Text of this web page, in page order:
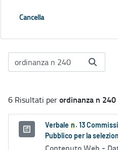
Cancella
6 Risultati perordinanza n 240
Verbale n . 13
Pubblico per la